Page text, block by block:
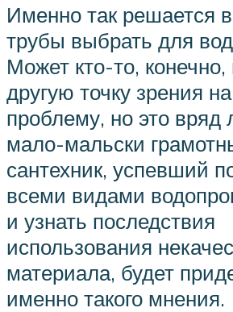
Именно так решается
трубы выбрать для
Может кто-то,
другую точку зрения
проблему, но это
мало-мальски
сантехник, успевший
всеми видами
и узнать последствия
использования
материала, будет
именно такого мнения.